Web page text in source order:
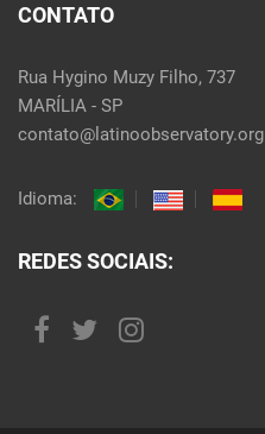
CONTATO
Rua Hygino Muzy Filho, 737
MARÍLIA - SP
contato@latinoobservatory.org
Idioma:
REDES SOCIAIS: